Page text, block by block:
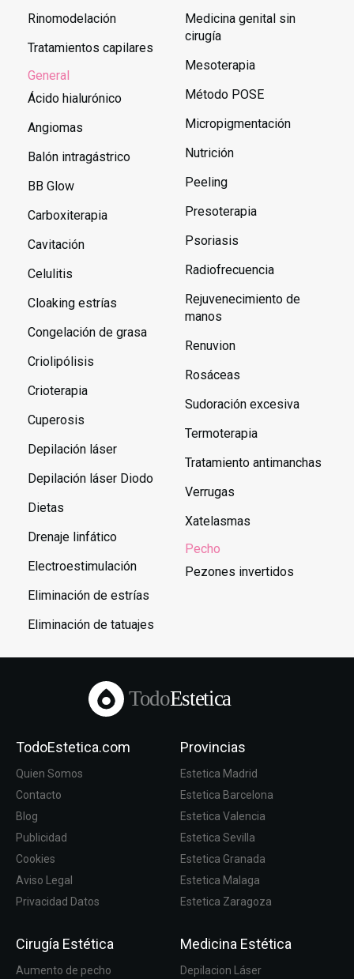
Rinomodelación
Tratamientos capilares
General
Ácido hialurónico
Angiomas
Balón intragástrico
BB Glow
Carboxiterapia
Cavitación
Celulitis
Cloaking estrías
Congelación de grasa
Criolipólisis
Crioterapia
Cuperosis
Depilación láser
Depilación láser Diodo
Dietas
Drenaje linfático
Electroestimulación
Eliminación de estrías
Eliminación de tatuajes
Medicina genital sin
cirugía
Mesoterapia
Método POSE
Micropigmentación
Nutrición
Peeling
Presoterapia
Psoriasis
Radiofrecuencia
Rejuvenecimiento de
manos
Renuvion
Rosáceas
Sudoración excesiva
Termoterapia
Tratamiento antimanchas
Verrugas
Xatelasmas
Pecho
Pezones invertidos
TodoEstetica
TodoEstetica.com
Quien Somos
Contacto
Blog
Publicidad
Cookies
Aviso Legal
Privacidad Datos
Provincias
Estetica Madrid
Estetica Barcelona
Estetica Valencia
Estetica Sevilla
Estetica Granada
Estetica Malaga
Estetica Zaragoza
Cirugía Estética
Aumento de pecho
Medicina Estética
Depilacion Láser